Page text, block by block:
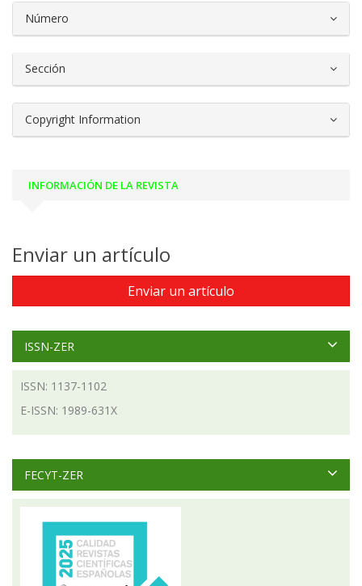
Número
Sección
Copyright Information
INFORMACIÓN DE LA REVISTA
Enviar un artículo
Enviar un artículo
ISSN-ZER
ISSN: 1137-1102
E-ISSN: 1989-631X
FECYT-ZER